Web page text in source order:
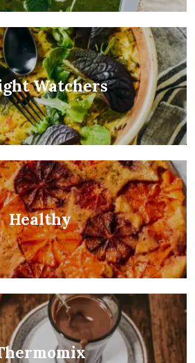
Watchers
Healthy